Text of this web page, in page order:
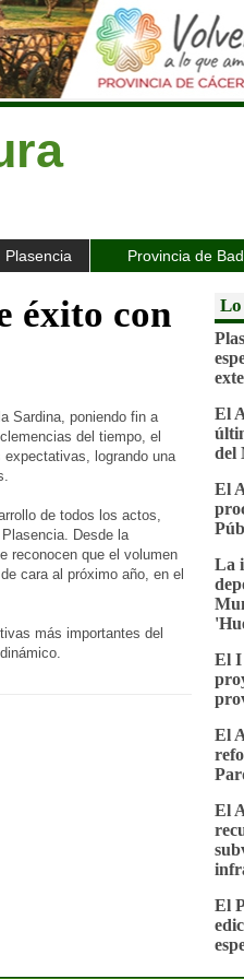
Plasencia Provincia de
éxito con
Sardina, poniendo fin a
del tiempo, el
logrando una
de todos los actos,
Desde la
reconocen que el volumen
cara al próximo año, en el
más importantes del
Lo
El
del
El
La
El I
El
El
El